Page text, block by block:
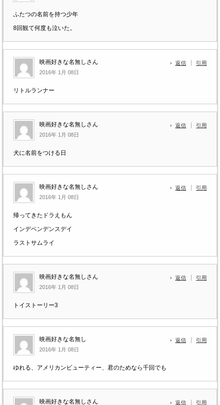
ふたつの名前を持つ少年
8回観て何度も泣いた。
映画好きな名無しさん
2016年 1月 08日
返信 引用
リトルランナー
映画好きな名無しさん
2016年 1月 08日
返信 引用
犬に名前をつける日
映画好きな名無しさん
2016年 1月 08日
返信 引用
帰ってきたドラえもん
インデペンデンスデイ
ラストサムライ
映画好きな名無しさん
2016年 1月 08日
返信 引用
トイストーリー3
映画好きな名無し
2016年 1月 08日
返信 引用
ゆれる、アメリカンビューティー、君のためなら千回でも
映画好きな名無しさん 返信 引用